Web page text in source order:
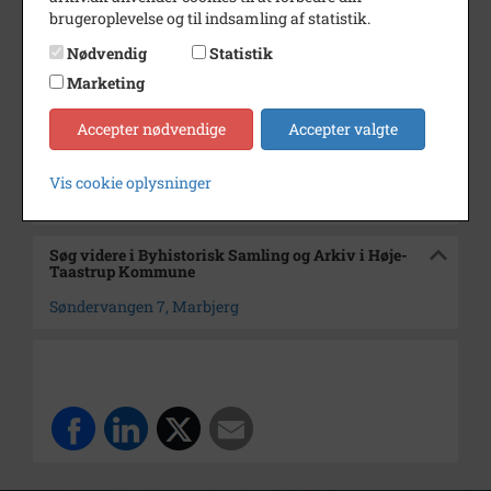
Dateringsnote
1993
Fotograf
Ukendt
Se på kort
Arkiv
Byhistorisk Samling og Arkiv i
Høje-Taastrup Kommune
Kontakt arkivet
Søg videre i Byhistorisk Samling og Arkiv i Høje-
Taastrup Kommune
Søndervangen 7, Marbjerg
brugeroplevelse og til indsamling af statistik.
Nødvendig
Statistik
Marketing
Accepter nødvendige Accepter valgte
Vis cookie oplysninger